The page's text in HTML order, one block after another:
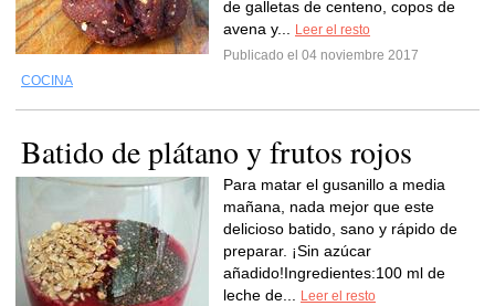
de galletas de centeno, copos de
avena y...
Leer el resto
Publicado el 04 noviembre 2017
COCINA
Batido de plátano y frutos rojos
Para matar el gusanillo a media
mañana, nada mejor que este
delicioso batido, sano y rápido de
preparar. ¡Sin azúcar
añadido!Ingredientes:100 ml de
leche de...
Leer el resto